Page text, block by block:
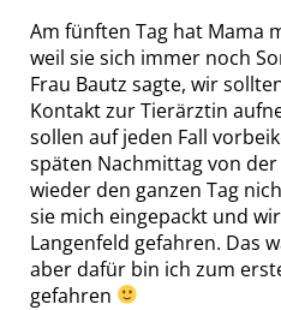
Am fünften Tag hat Mama
weil sie sich immer noch
Frau Bautz sagte, wir
Kontakt zur Tierärztin
sollen auf jeden Fall
späten Nachmittag von
wieder den ganzen Tag
sie mich eingepackt und
Langenfeld gefahren. Das
aber dafür bin ich zum
gefahren